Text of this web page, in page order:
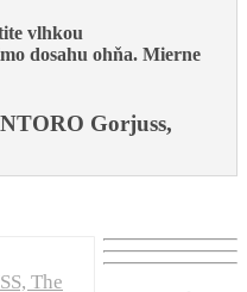
vlhkou
dosahu ohňa. Mierne
Gorjuss,
The